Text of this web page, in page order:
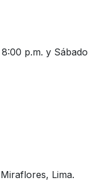
p.m. y Sábado
Lima.